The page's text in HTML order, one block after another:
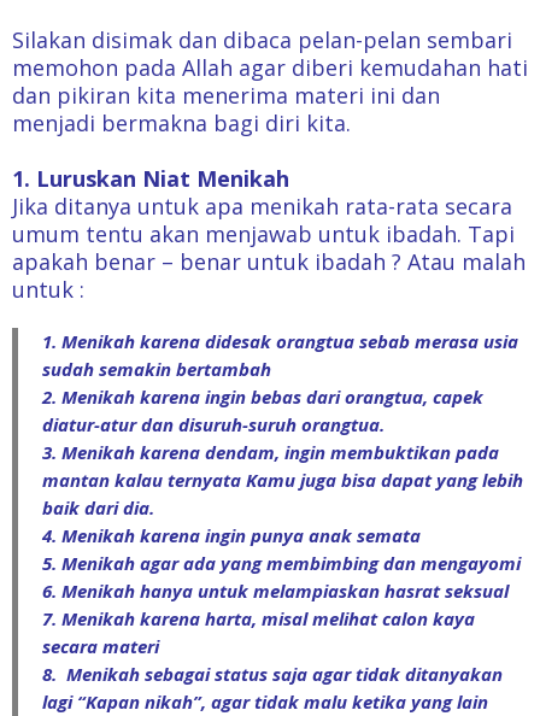
Silakan disimak dan dibaca pelan-pelan sembari
memohon pada Allah agar diberi kemudahan hati
dan pikiran kita menerima materi ini dan
menjadi bermakna bagi diri kita.
1. Luruskan Niat Menikah
Jika ditanya untuk apa menikah rata-rata secara
umum tentu akan menjawab untuk ibadah. Tapi
apakah benar – benar untuk ibadah ? Atau malah
untuk :
1. Menikah karena didesak orangtua sebab merasa usia
sudah semakin bertambah
2. Menikah karena ingin bebas dari orangtua, capek
diatur-atur dan disuruh-suruh orangtua.
3. Menikah karena dendam, ingin membuktikan pada
mantan kalau ternyata Kamu juga bisa dapat yang lebih
baik dari dia.
4. Menikah karena ingin punya anak semata
5. Menikah agar ada yang membimbing dan mengayomi
6. Menikah hanya untuk melampiaskan hasrat seksual
7. Menikah karena harta, misal melihat calon kaya
secara materi
8. Menikah sebagai status saja agar tidak ditanyakan
lagi “Kapan nikah”, agar tidak malu ketika yang lain